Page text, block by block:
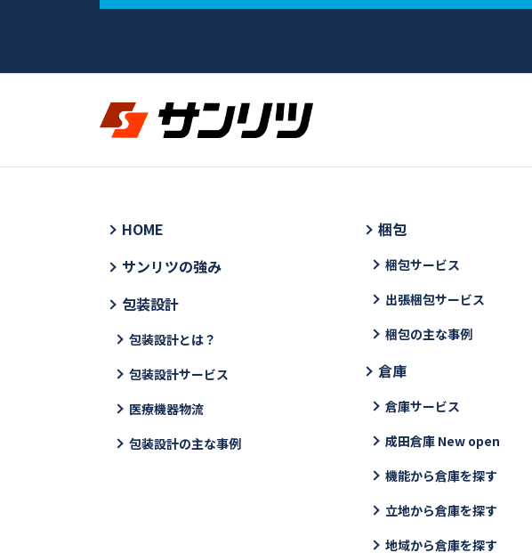
HOME
サンリツの強み
包装設計
包装設計とは？
包装設計サービス
医療機器物流
包装設計の主な事例
梱包
梱包サービス
出張梱包サービス
梱包の主な事例
倉庫
倉庫サービス
成田倉庫 New open
機能から倉庫を探す
立地から倉庫を探す
地域から倉庫を探す